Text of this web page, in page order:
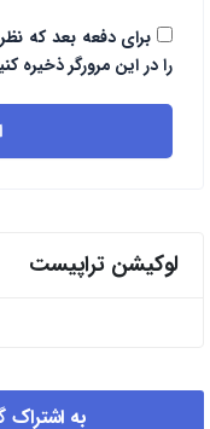
برای دفعه بعد که
را در این مرورگر ذخیره
لوکیشن تراپیست
به